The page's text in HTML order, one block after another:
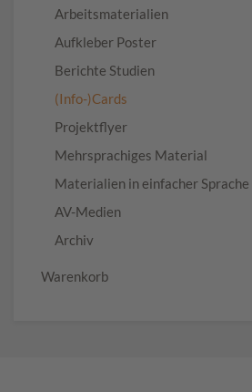
Arbeitsmaterialien
Aufkleber Poster
Berichte Studien
(Info-)Cards
Projektflyer
Mehrsprachiges Material
Materialien in einfacher Sprache
AV-Medien
Archiv
Warenkorb